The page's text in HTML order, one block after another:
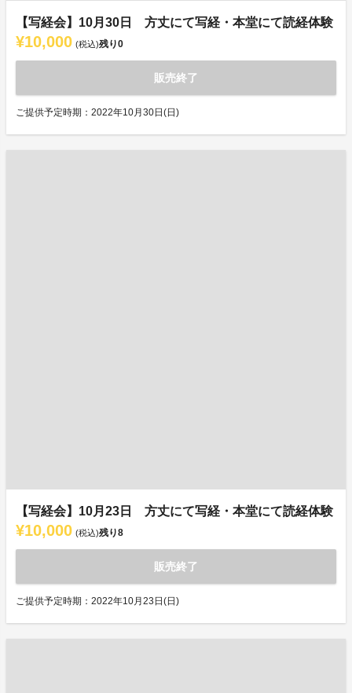
【写経会】10月30日 方丈にて写経・本堂にて読経体験
¥10,000 (税込)残り0
販売終了
ご提供予定時期：2022年10月30日(日)
【写経会】10月23日 方丈にて写経・本堂にて読経体験
¥10,000 (税込)残り8
販売終了
ご提供予定時期：2022年10月23日(日)